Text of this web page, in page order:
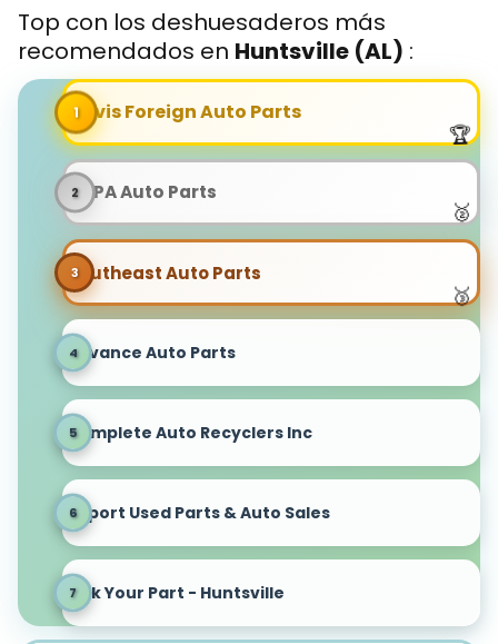
Top con los deshuesaderos más
recomendados en Huntsville (AL) :
Davis Foreign Auto Parts
NAPA Auto Parts
Southeast Auto Parts
Advance Auto Parts
Complete Auto Recyclers Inc
Import Used Parts & Auto Sales
Pick Your Part - Huntsville